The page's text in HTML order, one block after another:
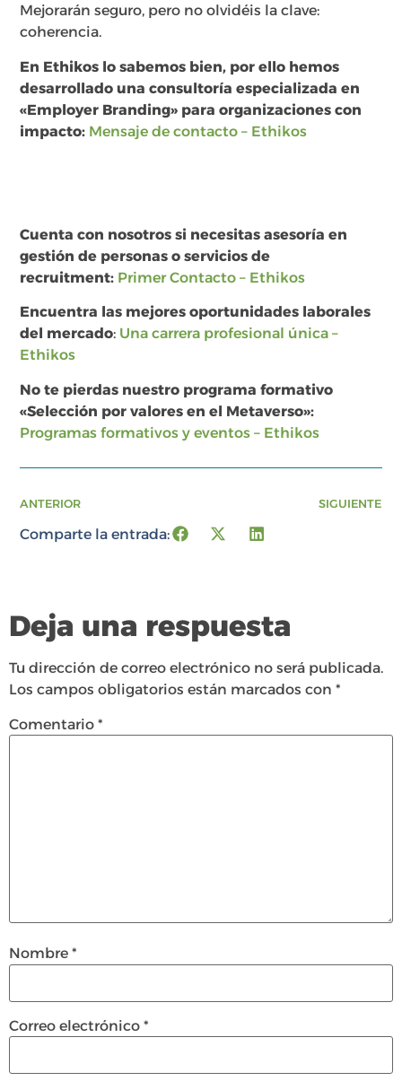
Mejorarán seguro, pero no olvidéis la clave:
coherencia.
En Ethikos lo sabemos bien, por ello hemos
desarrollado una consultoría especializada en
«Employer Branding» para organizaciones con
impacto: Mensaje de contacto – Ethikos
Cuenta con nosotros si necesitas asesoría en
gestión de personas o servicios de
recruitment: Primer Contacto – Ethikos
Encuentra las mejores oportunidades laborales
del mercado: Una carrera profesional única –
Ethikos
No te pierdas nuestro programa formativo
«Selección por valores en el Metaverso»:
Programas formativos y eventos – Ethikos
ANTERIOR SIGUIENTE
Comparte la entrada:
Deja una respuesta
Tu dirección de correo electrónico no será publicada.
Los campos obligatorios están marcados con *
Comentario *
Nombre *
Correo electrónico *